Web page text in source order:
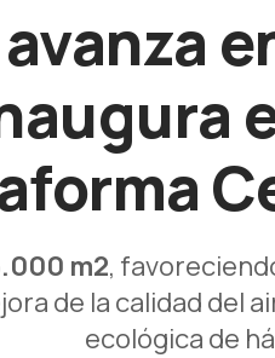
m2,
de la calidad
ecológica de